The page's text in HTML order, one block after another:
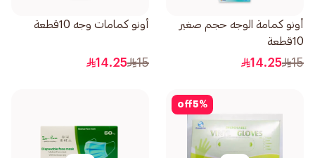
أونو كمامة الوجه حجم صغير
10قطعة
15
14.25
أونو كمامات وجه 10قطعة
15
14.25
5%
off